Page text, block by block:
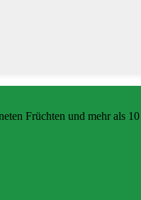
Früchten und mehr als